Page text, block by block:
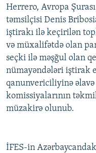
VIDEO
FOTOQALEREYA
İNFOQRAFIKA
KARIKATURA
RADIO ARXIV
OXU ZALI
AZƏRBAYCAN ƏDƏBIYYATI
İSLAM VƏ DEMOKRATIYA
İZ - MƏDƏNIYYƏT
HAQQIMIZDA
MISSIYAMIZ
PEŞƏ ETIKASI VƏ
MATERIALLARIMIZDAN
AZADLIQRADIOSU MOBIL
BIZI IZLƏ
RFE/RL-in bütün
Herrero, Avropa
təmsilçisi Denis
iştirakı ilə keçirilən
və müxalifətdə olan
seçki ilə məşğul olan
nümayəndələri iştirak
qanunvericiliyinə
komissiyalarının
müzakirə olunub.
İFES-in